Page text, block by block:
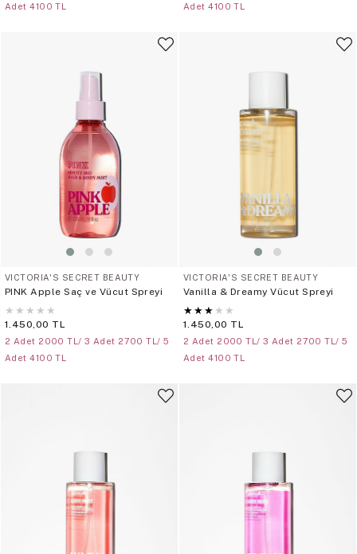
Adet 4100 TL
Adet 4100 TL
VICTORIA'S SECRET BEAUTY
PINK Apple Saç ve Vücut Spreyi
★ ★ ★ ★ ★
1.450,00 TL
2 Adet 2000 TL/ 3 Adet 2700 TL/ 5
Adet 4100 TL
VICTORIA'S SECRET BEAUTY
Vanilla & Dreamy Vücut Spreyi
★ ★ ★ ★ ★
1.450,00 TL
2 Adet 2000 TL/ 3 Adet 2700 TL/ 5
Adet 4100 TL